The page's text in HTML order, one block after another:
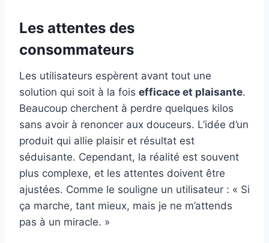
Les attentes des
consommateurs
Les utilisateurs espèrent avant tout une
solution qui soit à la fois efficace et plaisante.
Beaucoup cherchent à perdre quelques kilos
sans avoir à renoncer aux douceurs. L’idée d’un
produit qui allie plaisir et résultat est
séduisante. Cependant, la réalité est souvent
plus complexe, et les attentes doivent être
ajustées. Comme le souligne un utilisateur : « Si
ça marche, tant mieux, mais je ne m’attends
pas à un miracle. »